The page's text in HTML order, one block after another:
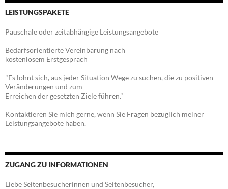
LEISTUNGSPAKETE
Pauschale oder zeitabhängige Leistungsangebote
Bedarfsorientierte Vereinbarung nach
kostenlosem Erstgespräch
"Es lohnt sich, aus jeder Situation Wege zu suchen, die zu positiven
Veränderungen und zum
Erreichen der gesetzten Ziele führen."
Kontaktieren Sie mich gerne, wenn Sie Fragen bezüglich meiner
Leistungsangebote haben.
ZUGANG ZU INFORMATIONEN
Liebe Seitenbesucherinnen und Seitenbesucher,